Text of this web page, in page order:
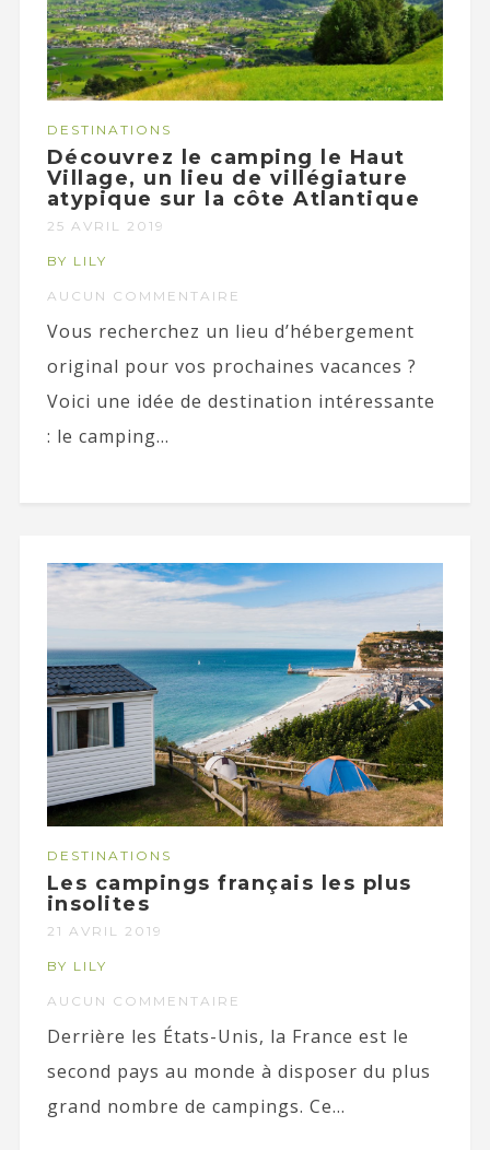
DESTINATIONS
Découvrez le camping le Haut
Village, un lieu de villégiature
atypique sur la côte Atlantique
25 AVRIL 2019
BY LILY
AUCUN COMMENTAIRE
Vous recherchez un lieu d’hébergement
original pour vos prochaines vacances ?
Voici une idée de destination intéressante
: le camping...
DESTINATIONS
Les campings français les plus
insolites
21 AVRIL 2019
BY LILY
AUCUN COMMENTAIRE
Derrière les États-Unis, la France est le
second pays au monde à disposer du plus
grand nombre de campings. Ce...